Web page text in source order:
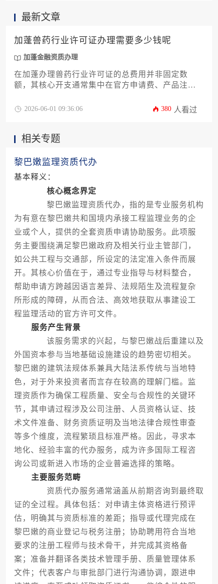
最新文章
加蓬兽药行业许可证办理需要多少钱呢
加蓬金融资质办理
在加蓬办理兽药行业许可证的总费用并非固定数
额，其核心开支通常集中在官方申请费、产品注册
在500万至1500万中非法郎区间，具体金额受企业规
2026-06-01 09:36:06 380 人看过
相关专题
黎巴嫩监理资质代办
基本释义：
核心概念界定
黎巴嫩监理资质代办，指的是专业服务机构
为有意在黎巴嫩共和国境内承接工程监理业务的企
业或个人，提供的全套资质申请协助服务。此项服
务主要围绕满足黎巴嫩政府及相关行业主管部门，
如公共工程与交通部，所设定的法定准入条件而展
开。其核心价值在于，通过专业指导与材料整合，
帮助申请方跨越因语言差异、法规陌生及流程复杂
所形成的障碍，从而合法、高效地获取从事建设工
程监理活动的官方许可文件。
服务产生背景
该服务需求的兴起，与黎巴嫩战后重建以及
外国资本参与当地基础设施建设的趋势密切相关。
黎巴嫩的建筑法规体系兼具大陆法系传统与当地特
色，对于外来投资者而言存在较高的理解门槛。监
理资质作为确保工程质量、安全与合规性的关键环
节，其申请过程涉及公司注册、人员资格认证、技
术文件准备、财务资质证明及当地法律合规性审查
等多个维度，流程繁琐且标准严格。因此，寻求本
地化、经验丰富的代办服务，成为许多国际工程咨
询公司或新进入市场的企业普遍选择的策略。
主要服务范畴
资质代办服务通常涵盖从前期咨询到最终取
证的全过程。具体包括：对申请主体资格进行预评
估，明确其与资质标准的差距；指导或代理完成在
黎巴嫩的商业登记与税务注册；协助聘用符合当地
要求的注册工程师与技术骨干，并完成其资格备
案；准备并翻译各类技术管理手册、质量管理体系
文件；代表客户与审批部门进行沟通协调，跟进申